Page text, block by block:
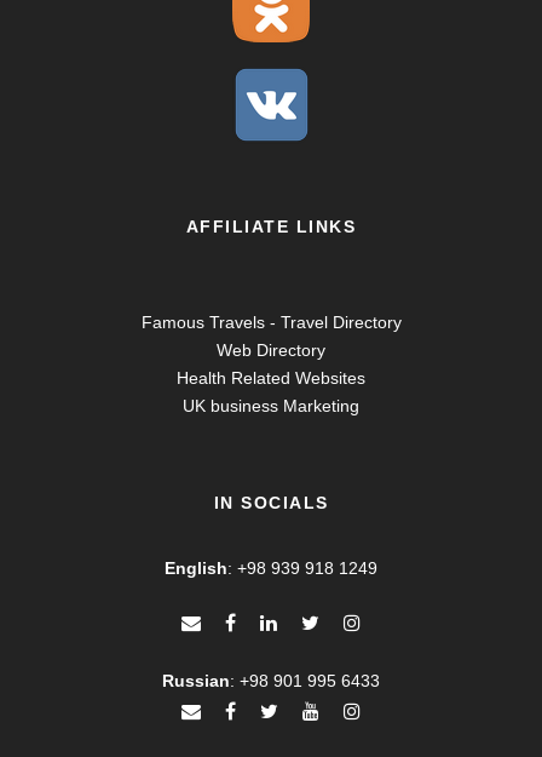
AFFILIATE LINKS
Famous Travels - Travel Directory
Web Directory
Health Related Websites
UK business Marketing
IN SOCIALS
English: +98 939 918 1249
Russian: +98 901 995 6433